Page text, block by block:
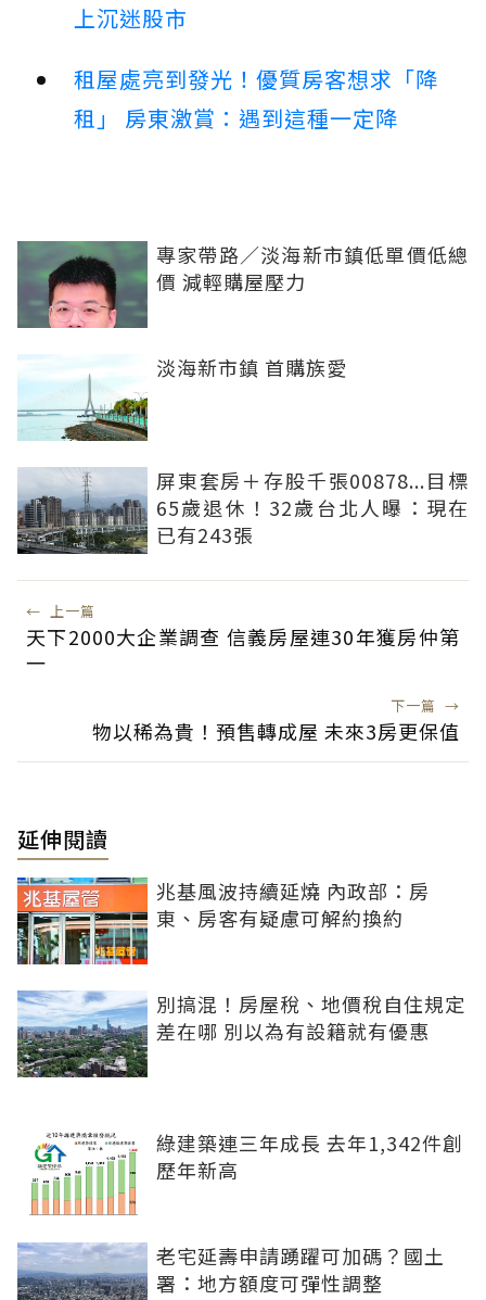
上沉迷股市
租屋處亮到發光！優質房客想求「降
租」 房東激賞：遇到這種一定降
專家帶路／淡海新市鎮低單價低總
價 減輕購屋壓力
淡海新市鎮 首購族愛
屏東套房＋存股千張00878...目標
65歲退休！32歲台北人曝：現在
已有243張
← 上一篇
天下2000大企業調查 信義房屋連30年獲房仲第
一
下一篇 →
物以稀為貴！預售轉成屋 未來3房更保值
延伸閱讀
兆基風波持續延燒 內政部：房
東、房客有疑慮可解約換約
別搞混！房屋稅、地價稅自住規定
差在哪 別以為有設籍就有優惠
綠建築連三年成長 去年1,342件創
歷年新高
老宅延壽申請踴躍可加碼？國土
署：地方額度可彈性調整